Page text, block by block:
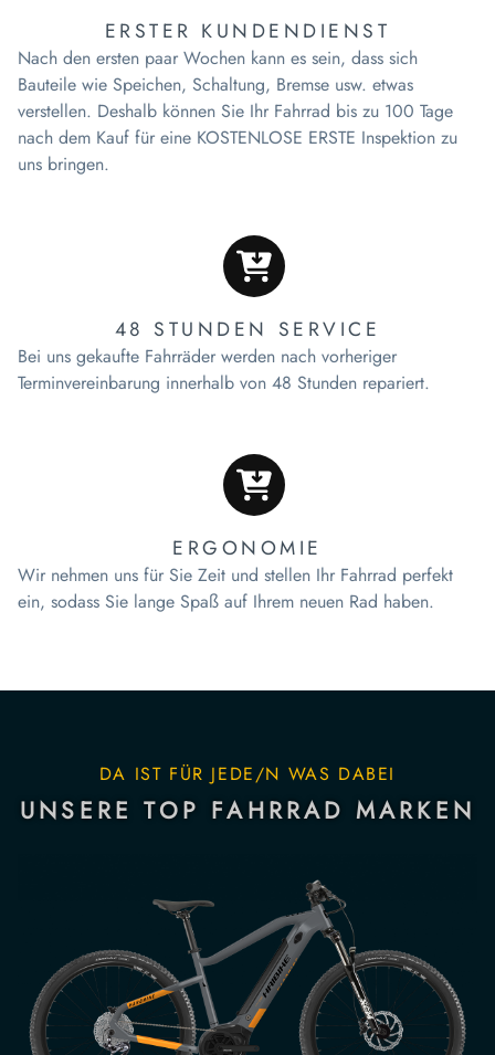
ERSTER KUNDENDIENST
Nach den ersten paar Wochen kann es sein, dass sich
Bauteile wie Speichen, Schaltung, Bremse usw. etwas
verstellen. Deshalb können Sie Ihr Fahrrad bis zu 100 Tage
nach dem Kauf für eine KOSTENLOSE ERSTE Inspektion zu
uns bringen.
48 STUNDEN SERVICE
Bei uns gekaufte Fahrräder werden nach vorheriger
Terminvereinbarung innerhalb von 48 Stunden repariert.
ERGONOMIE
Wir nehmen uns für Sie Zeit und stellen Ihr Fahrrad perfekt
ein, sodass Sie lange Spaß auf Ihrem neuen Rad haben.
DA IST FÜR JEDE/N WAS DABEI
UNSERE TOP FAHRRAD MARKEN